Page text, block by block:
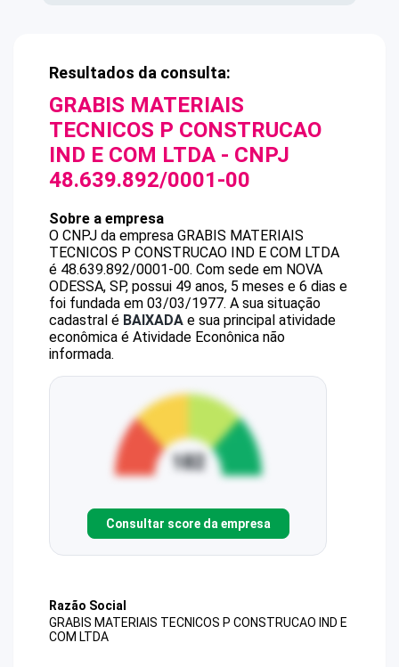
Resultados da consulta:
GRABIS MATERIAIS
TECNICOS P CONSTRUCAO
IND E COM LTDA - CNPJ
48.639.892/0001-00
Sobre a empresa
O CNPJ da empresa GRABIS MATERIAIS
TECNICOS P CONSTRUCAO IND E COM LTDA
é 48.639.892/0001-00. Com sede em NOVA
ODESSA, SP, possui 49 anos, 5 meses e 6 dias e
foi fundada em 03/03/1977. A sua situação
cadastral é BAIXADA e sua principal atividade
econômica é Atividade Econônica não
informada.
Consultar score da empresa
Razão Social
GRABIS MATERIAIS TECNICOS P CONSTRUCAO IND E
COM LTDA